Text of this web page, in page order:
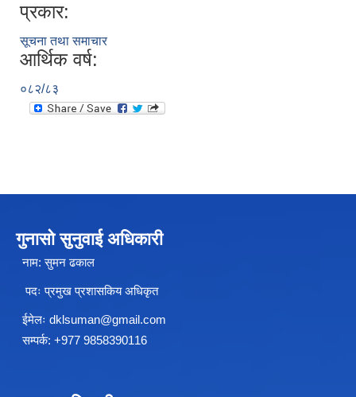
प्रकार:
सूचना तथा समाचार
आर्थिक वर्ष:
०८२/८३
गुनासो सुनुवाई अधिकारी
नाम: सुमन ढकाल
पदः प्रमुख प्रशासकिय अधिकृत
ईमेलः dklsuman@gmail.com
सम्पर्क: +977 9858390116